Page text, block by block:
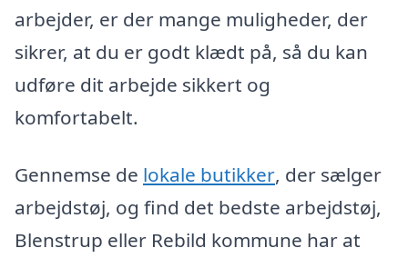
arbejder, er der mange muligheder, der
sikrer, at du er godt klædt på, så du kan
udføre dit arbejde sikkert og
komfortabelt.
Gennemse de lokale butikker, der sælger
arbejdstøj, og find det bedste arbejdstøj,
Blenstrup eller Rebild kommune har at